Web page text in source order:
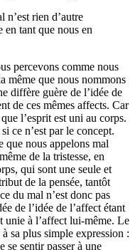
n’est rien d’autre
en tant que nous en
percevons comme nous
même que nous nommons
diffère guère de l’idée de
de ces mêmes affects. Car
l’esprit est uni au corps.
ce n’est par le concept.
que nous appelons mal
de la tristesse, en
qui sont une seule et
de la pensée, tantôt
du mal n’est donc pas
de l’idée de l’affect étant
unie à l’affect lui-même. Le
sa plus simple expression :
se sentir passer à une